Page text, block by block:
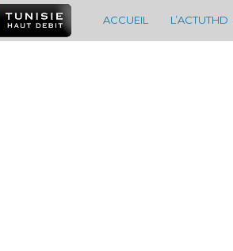
ACCUEIL L’ACTUTHD